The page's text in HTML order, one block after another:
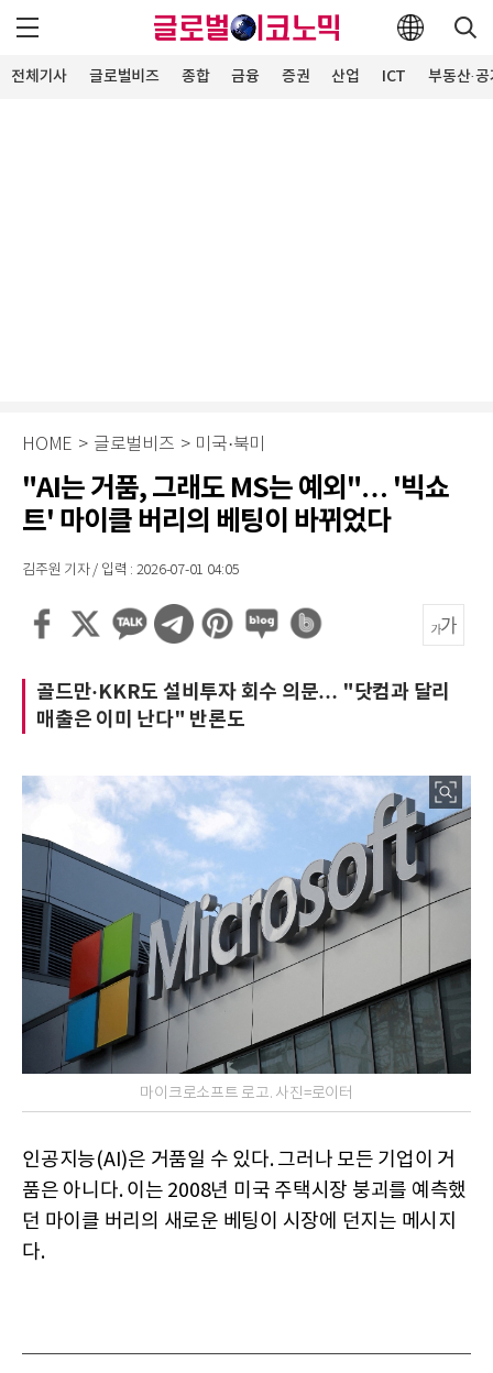
전체기사 글로벌비즈 종합 금융 증권 산업 ICT 부동산·
HOME > 글로벌비즈 > 미국·북미
"AI는 거품, 그래도 MS는 예외"… '빅쇼
트' 마이클 버리의 베팅이 바뀌었다
김주원 기자 / 입력 : 2026-07-01 04:05
골드만·KKR도 설비투자 회수 의문… "닷컴과 달리
매출은 이미 난다" 반론도
마이크로소프트 로고. 사진=로이터
인공지능(AI)은 거품일 수 있다. 그러나 모든 기업이 거
품은 아니다. 이는 2008년 미국 주택시장 붕괴를 예측했
던 마이클 버리의 새로운 베팅이 시장에 던지는 메시지
다.